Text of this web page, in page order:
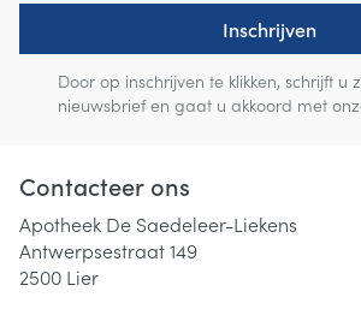
Inschrijven
Door op inschrijven te klikken, schrijft u
nieuwsbrief en gaat u akkoord met
Contacteer ons
Apotheek De Saedeleer-Liekens
Antwerpsestraat 149
2500 Lier